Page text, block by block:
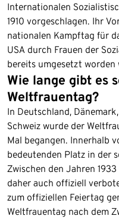
Internationalen
1910 vorgeschlagen. Ihr
nationalen Kampftag für
USA durch Frauen der
bereits umgesetzt worden
Wie lange gibt es
Weltfrauentag?
In Deutschland,
Schweiz wurde der
Mal begangen. Innerhalb
bedeutenden Platz in der
Zwischen den Jahren
daher auch offiziell
zum offiziellen Feiertag
Weltfrauentag nach dem